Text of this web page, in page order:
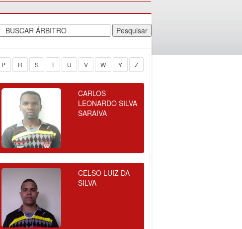
P R S T U V W Y Z
CARLOS
LEONARDO SILVA
SARAIVA
CELSO LUIZ DA
SILVA